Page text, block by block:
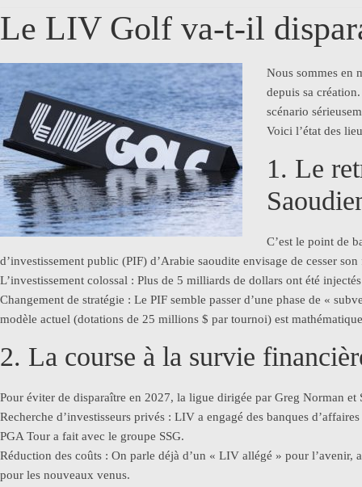
Le LIV Golf va-t-il
Nous sommes en
depuis sa
scénario
Voici l’état des
1. Le
C’est le point de
d’investissement public (PIF) d’Arabie saoudite envisage de cesser
L’investissement colossal : Plus de 5 milliards de dollars ont été
Changement de stratégie : Le PIF semble passer d’une phase de «
modèle actuel (dotations de 25 millions $ par tournoi) est
2. La course à la survie
Pour éviter de disparaître en 2027, la ligue dirigée par Greg Norman et
Recherche d’investisseurs privés : LIV a engagé des banques
PGA Tour a fait avec le groupe SSG.
Réduction des coûts : On parle déjà d’un « LIV allégé » pour
pour les nouveaux venus.